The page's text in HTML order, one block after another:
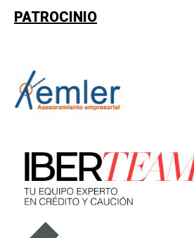
PATROCINIO